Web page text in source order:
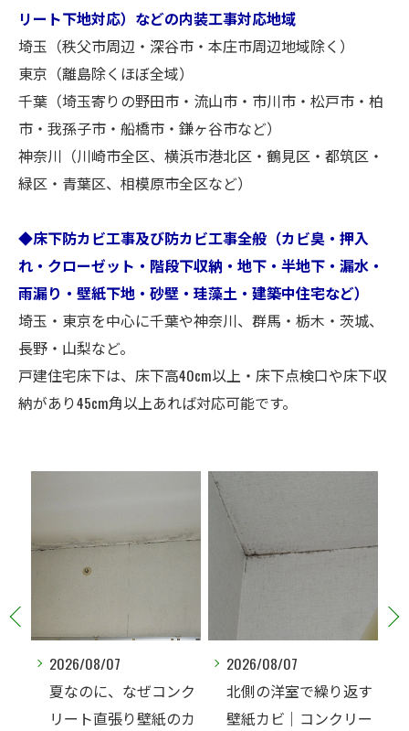
リート下地対応）などの内装工事対応地域
埼玉（秩父市周辺・深谷市・本庄市周辺地域除く）
東京（離島除くほぼ全域）
千葉（埼玉寄りの野田市・流山市・市川市・松戸市・柏
市・我孫子市・船橋市・鎌ヶ谷市など）
神奈川（川崎市全区、横浜市港北区・鶴見区・都筑区・
緑区・青葉区、相模原市全区など）
◆床下防カビ工事及び防カビ工事全般（カビ臭・押入
れ・クローゼット・階段下収納・地下・半地下・漏水・
雨漏り・壁紙下地・砂壁・珪藻土・建築中住宅など）
埼玉・東京を中心に千葉や神奈川、群馬・栃木・茨城、
長野・山梨など。
戸建住宅床下は、床下高40cm以上・床下点検口や床下収
納があり45cm角以上あれば対応可能です。
2026/08/07
北側の洋室で繰り返す
壁紙カビ｜コンクリー
2026/08/06
ご家庭でカビ取りした
押入れ、そのままにし